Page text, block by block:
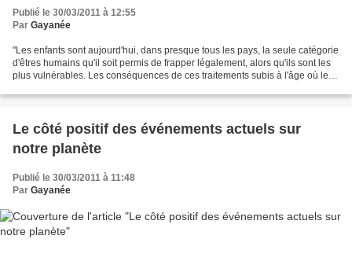
Publié le 30/03/2011 à 12:55
Par Gayanée
"Les enfants sont aujourd'hui, dans presque tous les pays, la seule catégorie
d'êtres humains qu'il soit permis de frapper légalement, alors qu'ils sont les
plus vulnérables. Les conséquences de ces traitements subis à l'âge où le
Le côté positif des événements actuels sur
notre planète
Publié le 30/03/2011 à 11:48
Par Gayanée